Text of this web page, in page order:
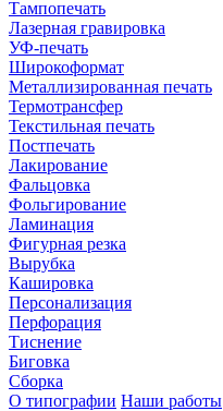
Тампопечать
Лазерная гравировка
УФ-печать
Широкоформат
Металлизированная печать
Термотрансфер
Текстильная печать
Постпечать
Лакирование
Фальцовка
Фольгирование
Ламинация
Фигурная резка
Вырубка
Кашировка
Персонализация
Перфорация
Тиснение
Биговка
Сборка
О типографии Наши работы